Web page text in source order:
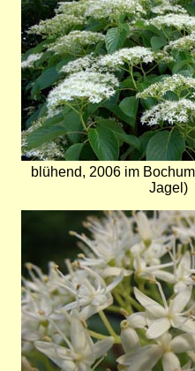
blühend, 2006 im
Jagel)